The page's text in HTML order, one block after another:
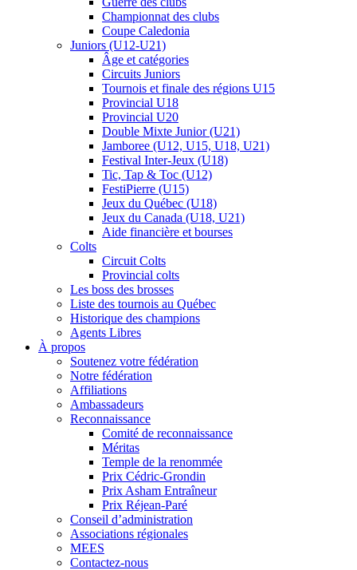
Championnat des clubs
Coupe Caledonia
Juniors (U12-U21)
Âge et catégories
Circuits Juniors
Tournois et finale des régions U15
Provincial U18
Provincial U20
Double Mixte Junior (U21)
Jamboree (U12, U15, U18, U21)
Festival Inter-Jeux (U18)
Tic, Tap & Toc (U12)
FestiPierre (U15)
Jeux du Québec (U18)
Jeux du Canada (U18, U21)
Aide financière et bourses
Colts
Circuit Colts
Provincial colts
Les boss des brosses
Liste des tournois au Québec
Historique des champions
Agents Libres
À propos
Soutenez votre fédération
Notre fédération
Affiliations
Ambassadeurs
Reconnaissance
Comité de reconnaissance
Méritas
Temple de la renommée
Prix Cédric-Grondin
Prix Asham Entraîneur
Prix Réjean-Paré
Conseil d’administration
Associations régionales
MEES
Contactez-nous